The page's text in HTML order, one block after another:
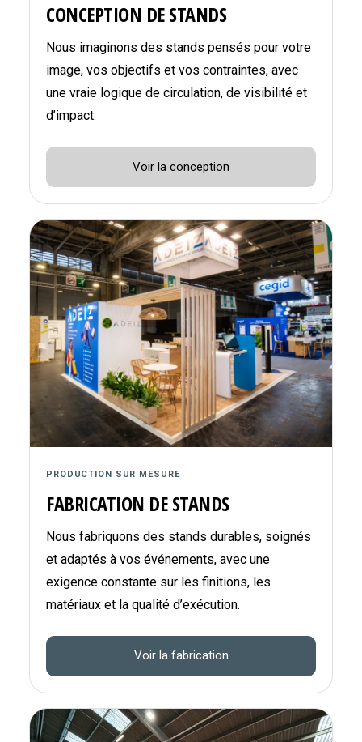
CONCEPTION DE STANDS
Nous imaginons des stands pensés pour votre
image, vos objectifs et vos contraintes, avec
une vraie logique de circulation, de visibilité et
d’impact.
Voir la conception
PRODUCTION SUR MESURE
FABRICATION DE STANDS
Nous fabriquons des stands durables, soignés
et adaptés à vos événements, avec une
exigence constante sur les finitions, les
matériaux et la qualité d’exécution.
Voir la fabrication